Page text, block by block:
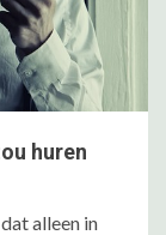
huren
alleen in